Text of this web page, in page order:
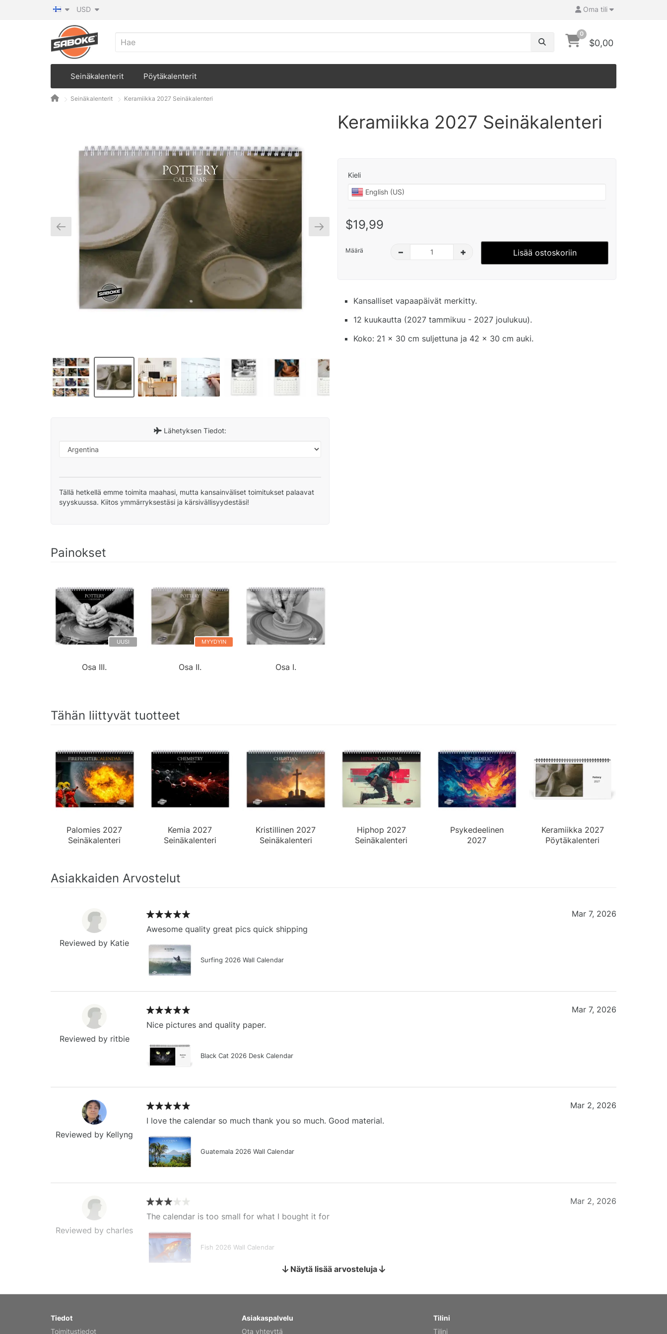
Oma tili
USD
0
$0,00
Seinäkalenterit Pöytäkalenterit
Seinäkalenterit Keramiikka 2027 Seinäkalenteri
Lähetyksen Tiedot:
Tällä hetkellä emme toimita maahasi, mutta kansainväliset toimitukset palaavat
syyskuussa. Kiitos ymmärryksestäsi ja kärsivällisyydestäsi!
Keramiikka 2027 Seinäkalenteri
Kieli
$19,99
Määrä – + Lisää ostoskoriin
Kansalliset vapaapäivät merkitty.
12 kuukautta (2027 tammikuu - 2027 joulukuu).
Koko: 21 x 30 cm suljettuna ja 42 x 30 cm auki.
Painokset
UUSI
Osa III.
MYYDYIN
Osa II. Osa I.
Tähän liittyvät tuotteet
Palomies 2027
Seinäkalenteri
Kemia 2027
Seinäkalenteri
Kristillinen 2027
Seinäkalenteri
Hiphop 2027
Seinäkalenteri
Psykedeelinen
2027
Keramiikka 2027
Pöytäkalenteri
Asiakkaiden Arvostelut
Reviewed by Katie
Awesome quality great pics quick shipping
Surfing 2026 Wall Calendar
Mar 7, 2026
Reviewed by ritbie
Nice pictures and quality paper.
Black Cat 2026 Desk Calendar
Mar 7, 2026
Reviewed by Kellyng
I love the calendar so much thank you so much. Good material.
Guatemala 2026 Wall Calendar
Mar 2, 2026
Reviewed by charles
The calendar is too small for what I bought it for
Fish 2026 Wall Calendar
Mar 2, 2026
Feb 20, 2026
Näytä lisää arvosteluja
Tiedot
Toimitustiedot
Asiakaspalvelu
Ota yhteyttä
Tilini
Tilini